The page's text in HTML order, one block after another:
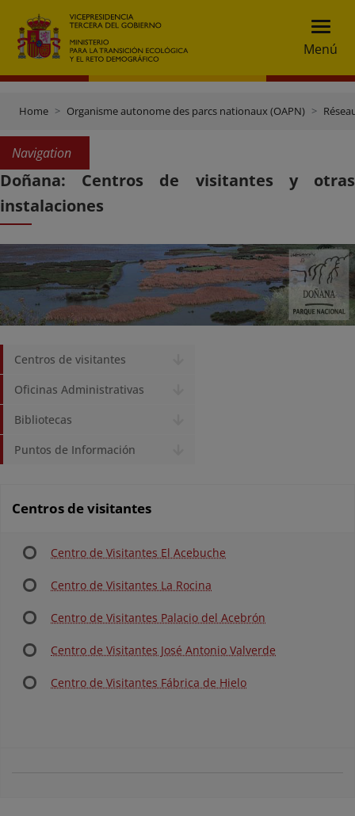
Menú
Home Organisme autonome des parcs nationaux (OAPN)
Navigation
Doñana: Centros de visitantes y otras
instalaciones
Centros de visitantes
Oficinas Administrativas
Bibliotecas
Puntos de Información
Centros de visitantes
Centro de Visitantes El Acebuche
Centro de Visitantes La Rocina
Centro de Visitantes Palacio del Acebrón
Centro de Visitantes José Antonio Valverde
Centro de Visitantes Fábrica de Hielo